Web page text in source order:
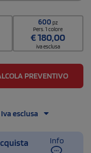
600 pz
Pers. 1 colore
€180,00
iva esclusa
PREVENTIVO
Iva esclusa
Info